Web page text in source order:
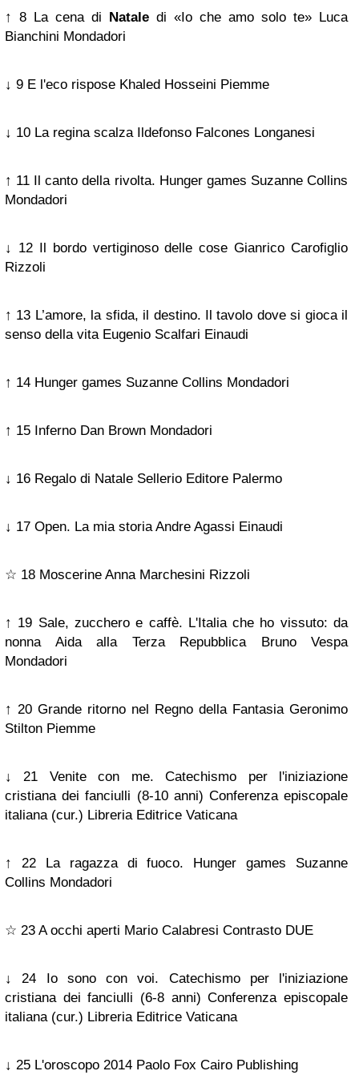
↑ 8 La cena di Natale di «Io che amo solo te» Luca
Bianchini Mondadori
↓ 9 E l'eco rispose Khaled Hosseini Piemme
↓ 10 La regina scalza Ildefonso Falcones Longanesi
↑ 11 Il canto della rivolta. Hunger games Suzanne Collins
Mondadori
↓ 12 Il bordo vertiginoso delle cose Gianrico Carofiglio
Rizzoli
↑ 13 L’amore, la sfida, il destino. Il tavolo dove si gioca il
senso della vita Eugenio Scalfari Einaudi
↑ 14 Hunger games Suzanne Collins Mondadori
↑ 15 Inferno Dan Brown Mondadori
↓ 16 Regalo di Natale Sellerio Editore Palermo
↓ 17 Open. La mia storia Andre Agassi Einaudi
☆ 18 Moscerine Anna Marchesini Rizzoli
↑ 19 Sale, zucchero e caffè. L'Italia che ho vissuto: da
nonna Aida alla Terza Repubblica Bruno Vespa
Mondadori
↑ 20 Grande ritorno nel Regno della Fantasia Geronimo
Stilton Piemme
↓ 21 Venite con me. Catechismo per l'iniziazione
cristiana dei fanciulli (8-10 anni) Conferenza episcopale
italiana (cur.) Libreria Editrice Vaticana
↑ 22 La ragazza di fuoco. Hunger games Suzanne
Collins Mondadori
☆ 23 A occhi aperti Mario Calabresi Contrasto DUE
↓ 24 Io sono con voi. Catechismo per l'iniziazione
cristiana dei fanciulli (6-8 anni) Conferenza episcopale
italiana (cur.) Libreria Editrice Vaticana
↓ 25 L'oroscopo 2014 Paolo Fox Cairo Publishing